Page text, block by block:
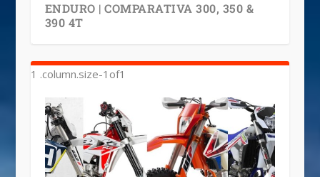
ENDURO | COMPARATIVA 300, 350 &
390 4T